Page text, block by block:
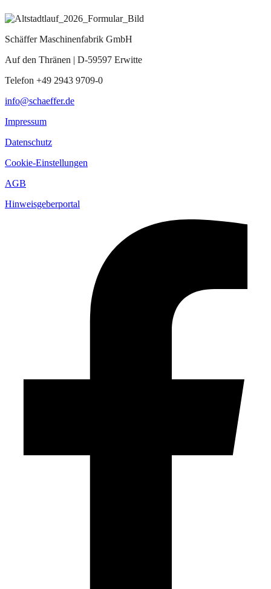
Schäffer Maschinenfabrik GmbH
Auf den Thränen | D-59597 Erwitte
Telefon +49 2943 9709-0
info@schaeffer.de
Impressum
Datenschutz
Cookie-Einstellungen
AGB
Hinweisgeberportal